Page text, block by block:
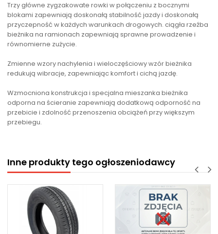
Trzy główne zygzakowate rowki w połączeniu z bocznymi
blokami zapewniają doskonałą stabilność jazdy i doskonałą
przyczepność w każdych warunkach drogowych. ciągła rzeźba
bieżnika na ramionach zapewniają sprawne prowadzenie i
równomierne zużycie.
Zmienne wzory nachylenia i wieloczęściowy wzór bieżnika
redukują wibracje, zapewniając komfort i cichą jazdę.
Wzmocniona konstrukcja i specjalna mieszanka bieżnika
odporna na ścieranie zapewniają dodatkową odporność na
przebicie i zdolność przenoszenia obciążeń przy większym
przebiegu.
Inne produkty tego ogłoszeniodawcy